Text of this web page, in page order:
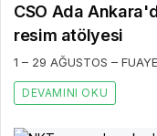
CSO Ada
resim atölyesi
1 – 29 AĞUSTOS –
DEVAMINI OKU